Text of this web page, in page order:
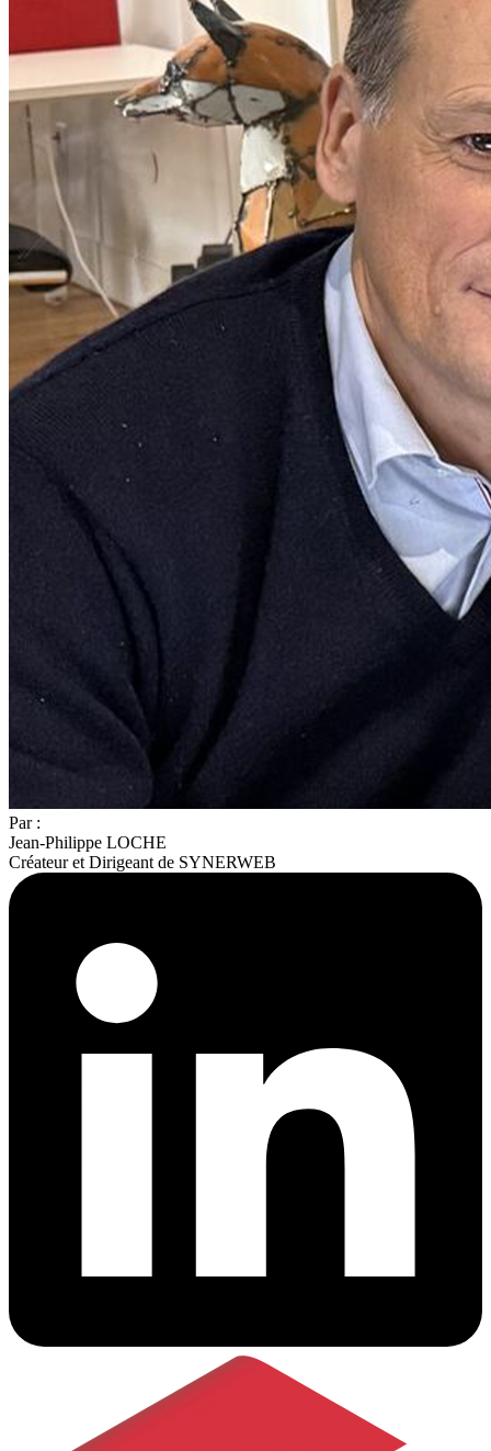
Par :
Jean-Philippe LOCHE
Créateur et Dirigeant de SYNERWEB